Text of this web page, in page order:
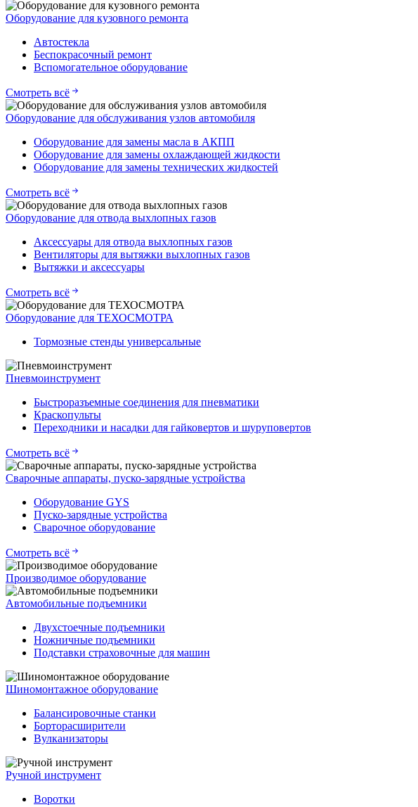
Оборудование для кузовного ремонта
Автостекла
Беспокрасочный ремонт
Вспомогательное оборудование
Смотреть всё
Оборудование для обслуживания узлов автомобиля
Оборудование для замены масла в АКПП
Оборудование для замены охлаждающей жидкости
Оборудование для замены технических жидкостей
Смотреть всё
Оборудование для отвода выхлопных газов
Аксессуары для отвода выхлопных газов
Вентиляторы для вытяжки выхлопных газов
Вытяжки и аксессуары
Смотреть всё
Оборудование для ТЕХОСМОТРА
Тормозные стенды универсальные
Пневмоинструмент
Быстроразъемные соединения для пневматики
Краскопульты
Переходники и насадки для гайковертов и шуруповертов
Смотреть всё
Сварочные аппараты, пуско-зарядные устройства
Оборудование GYS
Пуско-зарядные устройства
Сварочное оборудование
Смотреть всё
Производимое оборудование
Автомобильные подъемники
Двухстоечные подъемники
Ножничные подъемники
Подставки страховочные для машин
Шиномонтажное оборудование
Балансировочные станки
Борторасширители
Вулканизаторы
Ручной инструмент
Воротки